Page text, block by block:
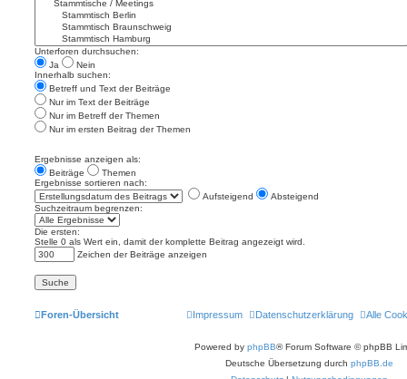
Unterforen durchsuchen:
Ja
Nein
Innerhalb suchen:
Betreff und Text der Beiträge
Nur im Text der Beiträge
Nur im Betreff der Themen
Nur im ersten Beitrag der Themen
Ergebnisse anzeigen als:
Beiträge
Themen
Ergebnisse sortieren nach:
Aufsteigend
Absteigend
Suchzeitraum begrenzen:
Die ersten:
Stelle 0 als Wert ein, damit der komplette Beitrag angezeigt wird.
Zeichen der Beiträge anzeigen
Foren-Übersicht Alle
Datenschutzerklärung
Impressum
Powered by phpBB® Forum Software © phpBB
Deutsche Übersetzung durch phpBB.de